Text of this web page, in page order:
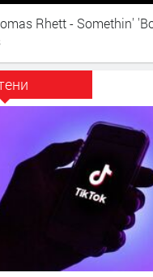
Rhett - Somethin'